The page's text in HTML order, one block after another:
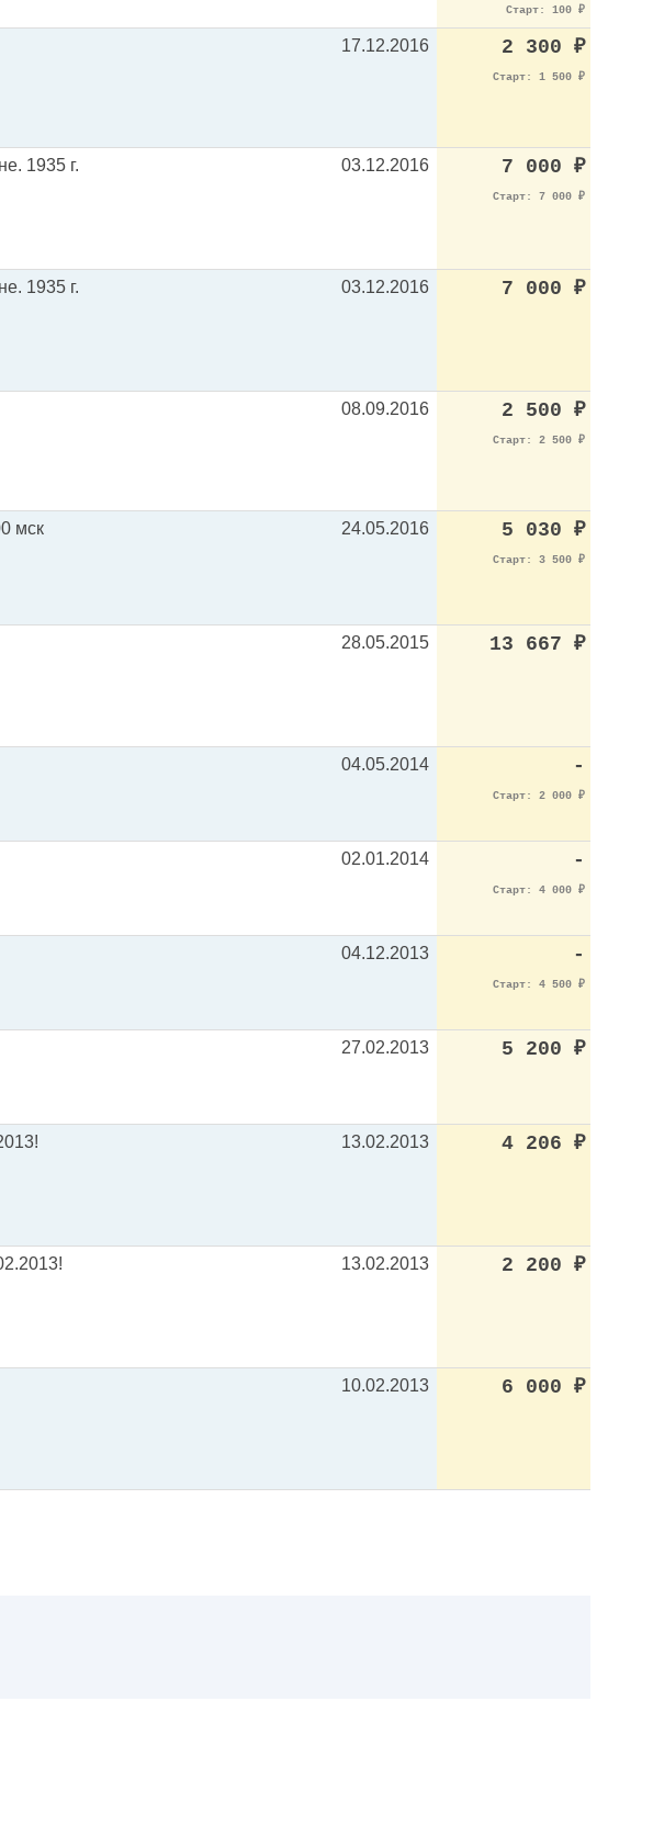
Старт: 100 ₽
17.12.2016 2 300 ₽
Старт: 1 500 ₽
1935 г. 03.12.2016 7 000 ₽
Старт: 7 000 ₽
1935 г. 03.12.2016 7 000 ₽
08.09.2016 2 500 ₽
Старт: 2 500 ₽
мск 24.05.2016 5 030 ₽
Старт: 3 500 ₽
28.05.2015 13 667 ₽
04.05.2014 -
Старт: 2 000 ₽
02.01.2014 -
Старт: 4 000 ₽
04.12.2013 -
Старт: 4 500 ₽
27.02.2013 5 200 ₽
13.02.2013 4 206 ₽
13.02.2013 2 200 ₽
10.02.2013 6 000 ₽